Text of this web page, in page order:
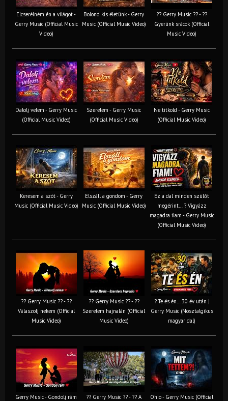
Elcserélném én a világot -
Gerry Music (Official Music
Video)
Bolond kis életünk - Gerry
Music (Official Music Video)
?? Gerry Music ?? - ??
Gyerünk srácok (Official
Music Video)
Dalolj velem - Gerry Music
(Official Music Video)
Szerelem - Gerry Music
(Official Music Video)
Ne titkold - Gerry Music
(Official Music Video)
Keresem a szót - Gerry
Music (Official Music Video)
Elszáll a gondom - Gerry
Music (Official Music Video)
Ez a dal minden szülőt
megérint… ? Vigyázz
magadra fiam - Gerry Music
(Official Music Video)
?? Gerry Music ?? - ??
Válaszolj nekem (Official
Music Video)
?? Gerry Music ?? - ??
Szerelem hajnalán (Official
Music Video)
? Te és én… 30 év után |
Gerry Music (Nosztalgikus
magyar dal)
Gerry Music - Gondolj rám
?? Gerry Music ?? - ?? A
Ohio - Gerry Music (Official